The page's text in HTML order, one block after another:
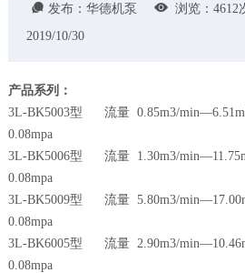
 发布：华德机泵  浏览：
2019/10/30
产品系列：
3L-BK5003型 流量 0.85m3/
0.08mpa
3L-BK5006型 流量 1.30m3/
0.08mpa
3L-BK5009型 流量 5.80m3/
0.08mpa
3L-BK6005型 流量 2.90m3/
0.08mpa